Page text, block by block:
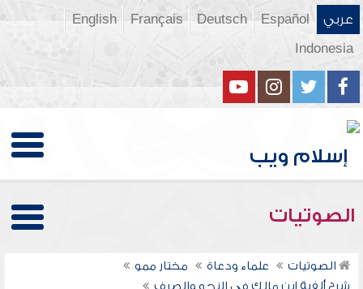
عربي Español
Deutsch
Français
English
Indonesia
الصوتيات
الصوتيات علماء ودعاة
مختار ممو
شرح ألفية ابن مالك في النحو والصرف